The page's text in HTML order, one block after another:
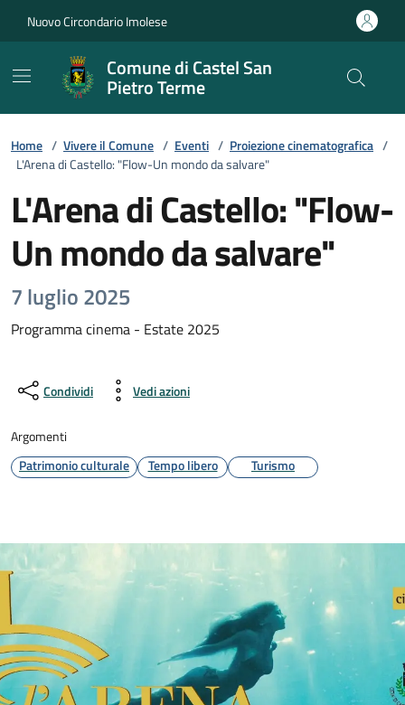
Nuovo Circondario Imolese
Comune di Castel San
Pietro Terme
Home / Vivere il Comune / Eventi / Proiezione cinematografica /
L'Arena di Castello: "Flow-Un mondo da salvare"
L'Arena di Castello: "Flow-
Un mondo da salvare"
7 luglio 2025
Programma cinema - Estate 2025
Condividi Vedi azioni
Argomenti
Patrimonio culturale
Tempo libero Turismo